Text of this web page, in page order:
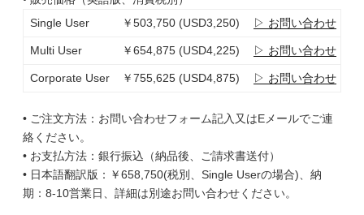
Single User
￥503,750 (USD3,250) ▷ お問い合わせ
Multi User ￥654,875 (USD4,225) ▷ お問い合わせ
Corporate User ￥755,625 (USD4,875) ▷ お問い合わせ
• ご注文方法：お問い合わせフォーム記入又はEメールでご連
絡ください。
• お支払方法：銀行振込（納品後、ご請求書送付）
• 日本語翻訳版：￥658,750(税別、Single Userの場合)、納
期：8-10営業日、詳細は別途お問い合わせください。